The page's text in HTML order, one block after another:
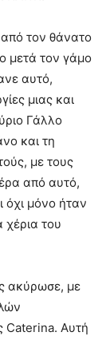
τον θάνατο
μετά τον γάμο
αυτό,
μιας και
Γάλλο
και τη
με τους
από αυτό,
όχι μόνο ήταν
χέρια του
ακύρωσε, με
Caterina. Αυτή